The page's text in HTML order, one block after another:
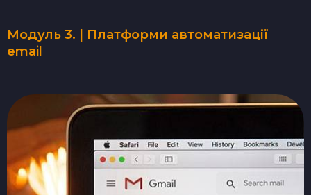
Модуль 3. | Платформи автоматизації
email